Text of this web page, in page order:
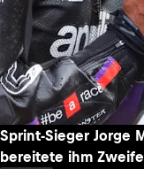
Sprint-Sieger Jorge
bereitete ihm